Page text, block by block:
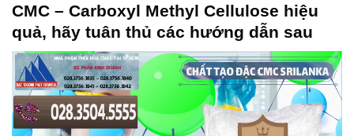
CMC – Carboxyl Methyl Cellulose hiệu
quả, hãy tuân thủ các hướng dẫn sau